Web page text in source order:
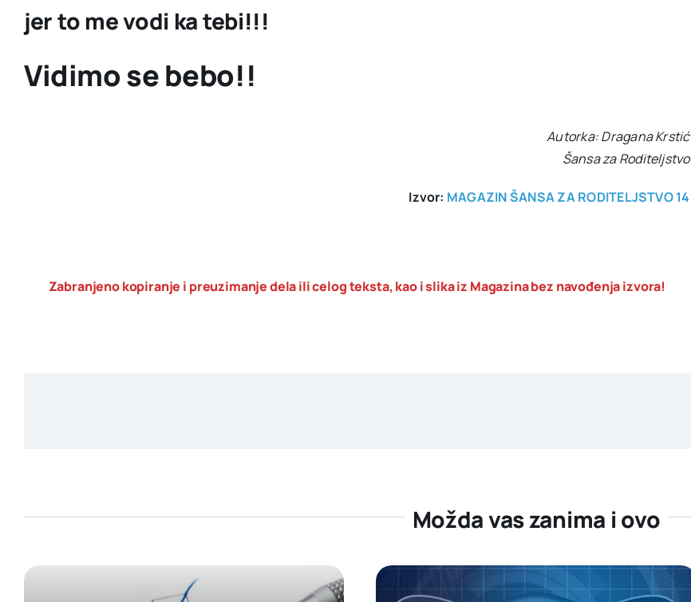
jer to me vodi ka tebi!!!
Vidimo se bebo!!
Autorka: Dragana Krstić
Šansa za Roditeljstvo
Izvor: MAGAZIN ŠANSA ZA RODITELJSTVO 14
Zabranjeno kopiranje i preuzimanje dela ili celog teksta, kao i slika iz Magazina bez navođenja izvora!
Možda vas zanima i ovo